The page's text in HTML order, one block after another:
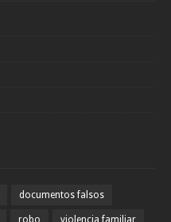
documentos falsos
robo violencia familiar